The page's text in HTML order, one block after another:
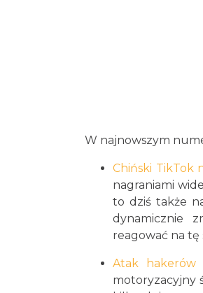
W najnowszym
Chiński TikTok
nagraniami
to dziś także
dynamicznie
reagować na tę
Atak hakerów
motoryzacyjny